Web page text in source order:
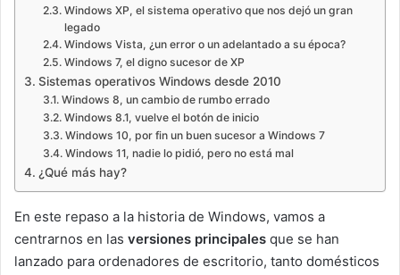
Windows XP, el sistema operativo que nos dejó un gran
legado
Windows Vista, ¿un error o un adelantado a su época?
Windows 7, el digno sucesor de XP
Sistemas operativos Windows desde 2010
Windows 8, un cambio de rumbo errado
Windows 8.1, vuelve el botón de inicio
Windows 10, por fin un buen sucesor a Windows 7
Windows 11, nadie lo pidió, pero no está mal
¿Qué más hay?
En este repaso a la historia de Windows, vamos a
centrarnos en las versiones principales que se han
lanzado para ordenadores de escritorio, tanto domésticos